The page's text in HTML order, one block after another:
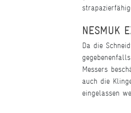
NESMUK
Da die
Messers
auch die
eingelassen